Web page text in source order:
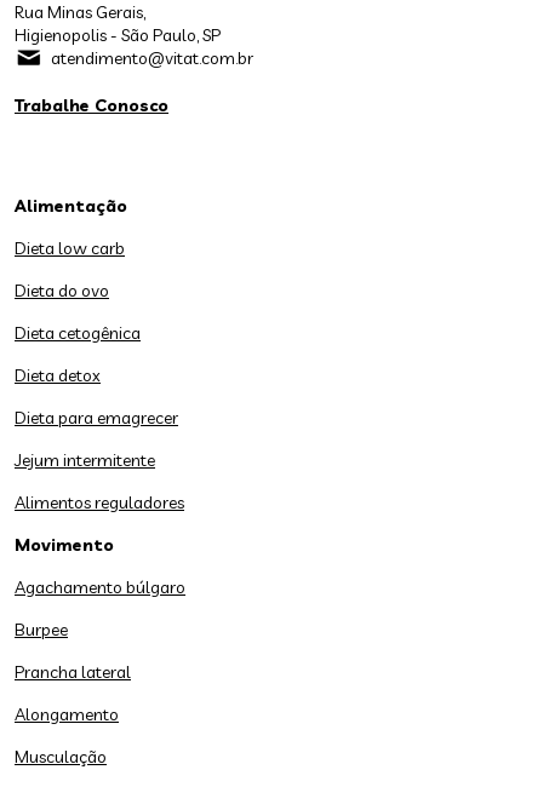
Rua Minas Gerais,
Higienopolis - São Paulo, SP
atendimento@vitat.com.br
Trabalhe Conosco
Alimentação
Dieta low carb
Dieta do ovo
Dieta cetogênica
Dieta detox
Dieta para emagrecer
Jejum intermitente
Alimentos reguladores
Movimento
Agachamento búlgaro
Burpee
Prancha lateral
Alongamento
Musculação